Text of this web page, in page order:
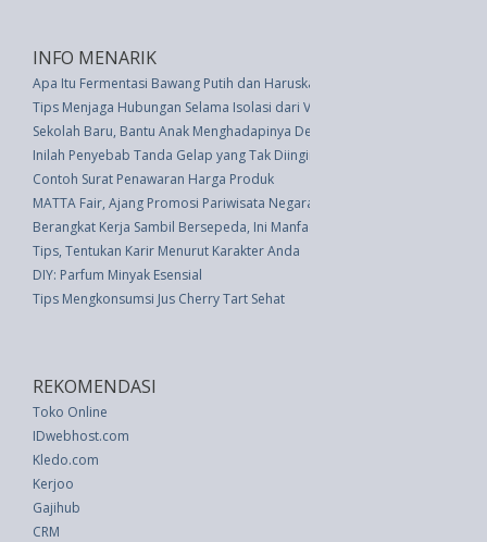
INFO MENARIK
Apa Itu Fermentasi Bawang Putih dan Haruskan Anda Mengonsumsinya?
Tips Menjaga Hubungan Selama Isolasi dari Virus Corona
Sekolah Baru, Bantu Anak Menghadapinya Dengan Tips Ini
Inilah Penyebab Tanda Gelap yang Tak Diinginkan pada Kulit
Contoh Surat Penawaran Harga Produk
MATTA Fair, Ajang Promosi Pariwisata Negara-Negara Asia Pasifik
Berangkat Kerja Sambil Bersepeda, Ini Manfaatnya
Tips, Tentukan Karir Menurut Karakter Anda
DIY: Parfum Minyak Esensial
Tips Mengkonsumsi Jus Cherry Tart Sehat
REKOMENDASI
Toko Online
IDwebhost.com
Kledo.com
Kerjoo
Gajihub
CRM